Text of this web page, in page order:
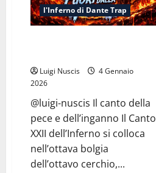
l'Inferno di Dante Trap
Luigi Nuscis
4 Gennaio
2026
@luigi-nuscis Il canto della
pece e dell’inganno Il Canto
XXII dell’Inferno si colloca
nell’ottava bolgia
dell’ottavo cerchio,...